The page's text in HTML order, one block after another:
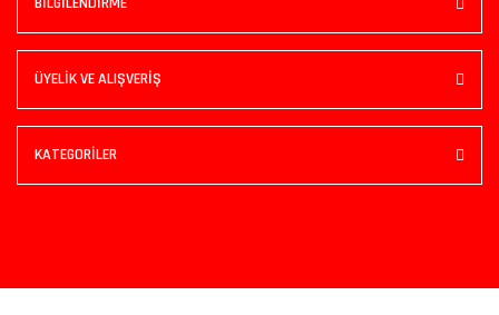
ÜYELİK VE ALIŞVERİŞ
KATEGORİLER